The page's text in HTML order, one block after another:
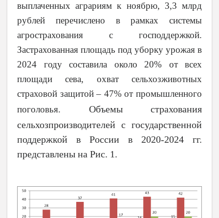
выплаченных аграриям к ноябрю, 3,3 млрд
рублей перечислено в рамках системы
агрострахования с господдержкой.
Застрахованная площадь под уборку урожая в
2024 году составила около 20% от всех
площади сева, охват сельхозживотных
страховой защитой – 47% от промышленного
поголовья. Объемы страхования
сельхозпроизводителей с государственной
поддержкой в России в 2020-2024 гг.
представлены на Рис. 1.